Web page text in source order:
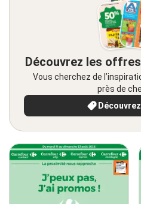
Découvrez les
Vous cherchez de
près de